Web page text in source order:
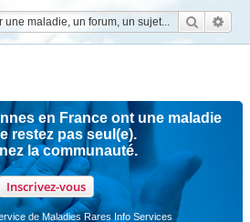
en France ont une maladie
restez pas seul(e).
la communauté.
Inscrivez-vous
de Maladies Rares Info Services